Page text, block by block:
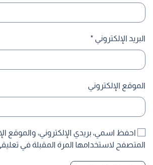
البريد الإلكتروني *
الموقع الإلكتروني
احفظ اسمي، بريدي الإلكتروني، والموقع
المتصفح لاستخدامها المرة المقبلة في